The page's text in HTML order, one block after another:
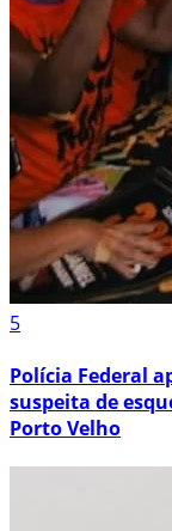
5
Polícia Federal
suspeita de
Porto Velho